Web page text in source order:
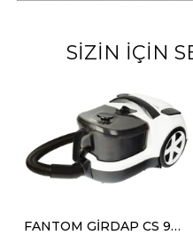
SIZIN İÇIN